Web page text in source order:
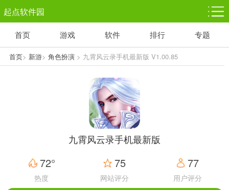
起点软件园
塔防游戏
1千+款游戏
休闲益智
1万+款游戏
体育竞技
5百+款游戏
赛车竞速
3百+款游戏
首页 游戏 软件 排行 专题
首页> 新游> 角色扮演> 九霄风云录手机最新版 V1.00.85
九霄风云录手机最新版
72°
热度
75
网站评分
77
用户评分